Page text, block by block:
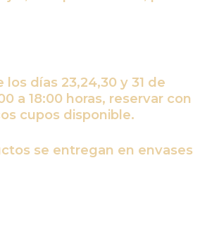
días 23,24,30 y 31 de
a 18:00 horas, reservar con
cupos disponible.
se entregan en envases